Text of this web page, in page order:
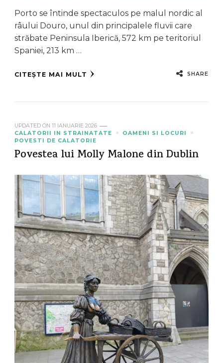
Porto se întinde spectaculos pe malul nordic al
râului Douro, unul din principalele fluvii care
străbate Peninsula Iberică, 572 km pe teritoriul
Spaniei, 213 km …
CITEȘTE MAI MULT SHARE
UPDATED ON 11 IANUARIE 2026
CALATORII IN STRAINATATE
OAMENI SI LOCURI
POVESTI DE CALATORIE
Povestea lui Molly Malone din Dublin